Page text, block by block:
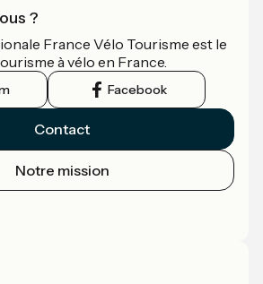
?
France Vélo Tourisme est le
à vélo en France.
Facebook
Contact
Notre mission